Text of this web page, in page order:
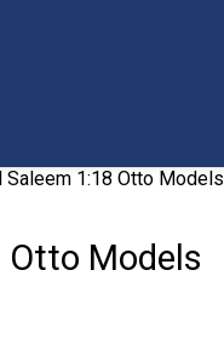
1:18 Otto Models
Otto Models